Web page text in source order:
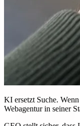
KI ersetzt Suche.
Webagentur in seiner